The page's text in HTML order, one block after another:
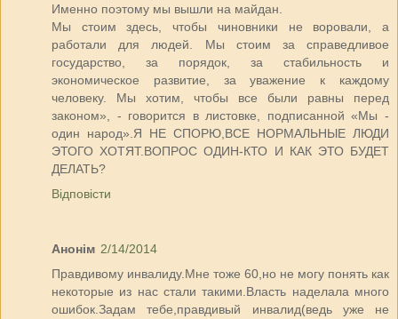
Именно поэтому мы вышли на майдан.
Мы стоим здесь, чтобы чиновники не воровали, а
работали для людей. Мы стоим за справедливое
государство, за порядок, за стабильность и
экономическое развитие, за уважение к каждому
человеку. Мы хотим, чтобы все были равны перед
законом», - говорится в листовке, подписанной «Мы -
один народ».Я НЕ СПОРЮ,ВСЕ НОРМАЛЬНЫЕ ЛЮДИ
ЭТОГО ХОТЯТ.ВОПРОС ОДИН-КТО И КАК ЭТО БУДЕТ
ДЕЛАТЬ?
Відповісти
Анонім 2/14/2014
Правдивому инвалиду.Мне тоже 60,но не могу понять как
некоторые из нас стали такими.Власть наделала много
ошибок.Задам тебе,правдивый инвалид(ведь уже не